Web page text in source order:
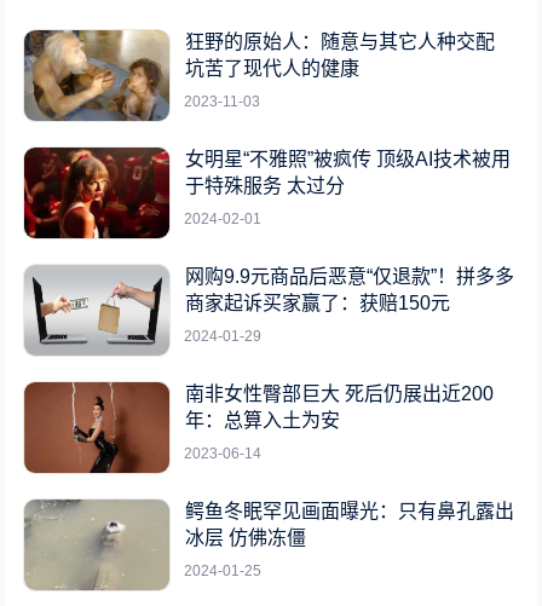
狂野的原始人：随意与其它人种交配
坑苦了现代人的健康
2023-11-03
女明星“不雅照”被疯传 顶级AI技术被用
于特殊服务 太过分
2024-02-01
网购9.9元商品后恶意“仅退款”！拼多多
商家起诉买家赢了：获赔150元
2024-01-29
南非女性臀部巨大 死后仍展出近200
年：总算入土为安
2023-06-14
鳄鱼冬眠罕见画面曝光：只有鼻孔露出
冰层 仿佛冻僵
2024-01-25